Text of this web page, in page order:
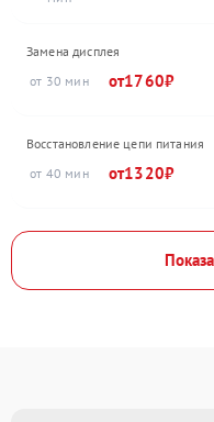
Замена дисплея
30
1760
Восстановление цепи питания
40
1320